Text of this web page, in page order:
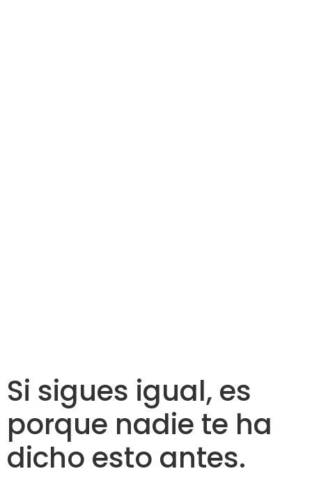
Si sigues igual, es
porque nadie te ha
dicho esto antes.